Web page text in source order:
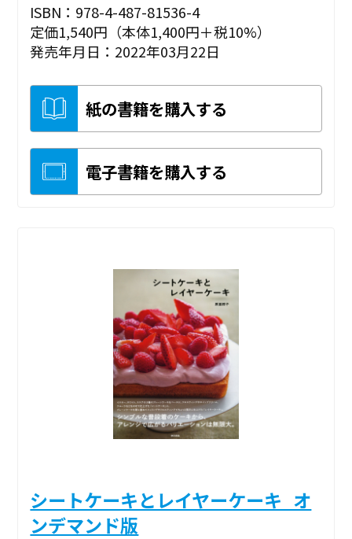
ISBN：978-4-487-81536-4
定価1,540円（本体1,400円＋税10%）
発売年月日：2022年03月22日
紙の書籍を購入する
電子書籍を購入する
シートケーキとレイヤーケーキ_オ
ンデマンド版